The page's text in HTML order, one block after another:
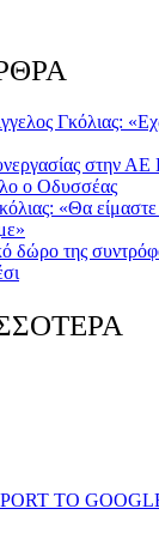
Γκόλιας:
στην
ο Οδυσσέας
«Θα
δώρο της
TO